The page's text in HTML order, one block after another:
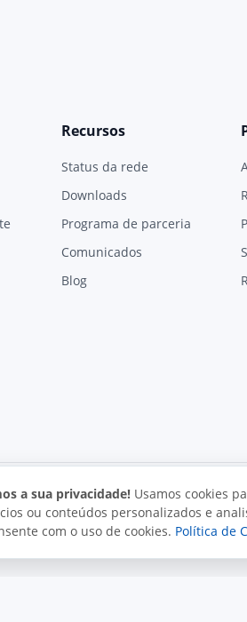
Recursos
Status da rede
Downloads
Programa de parceria
Comunicados
Blog
a sua privacidade! Usamos cookies
ou conteúdos personalizados e
com o uso de cookies. Política de
de privacidade Uso aceitável
Sistemas. Todos os direitos